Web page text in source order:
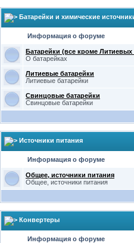
Батарейки и химические
Информация о форуме
Батарейки (все кроме
О батарейках
Литиевые батарейки
Литиевые батарейки
Свинцовые батарейки
Свинцовые батарейки
Источники питания
Информация о форуме
Общее, источники питания
Общее, источники питания
Конвертеры
Информация о форуме